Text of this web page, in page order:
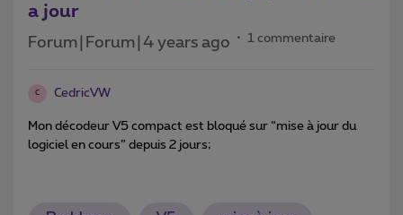
a jour
Forum|Forum|4 years ago 1 commentaire
C CedricVW
Mon décodeur V5 compact est bloqué sur “mise à jour du
logiciel en cours” depuis 2 jours;